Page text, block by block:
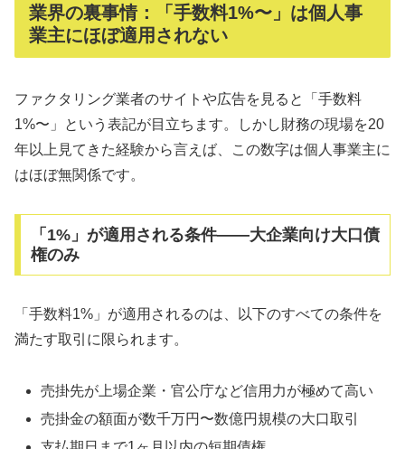
業界の裏事情：「手数料1%〜」は個人事
業主にほぼ適用されない
ファクタリング業者のサイトや広告を見ると「手数料
1%〜」という表記が目立ちます。しかし財務の現場を20
年以上見てきた経験から言えば、この数字は個人事業主に
はほぼ無関係です。
「1%」が適用される条件——大企業向け大口債
権のみ
「手数料1%」が適用されるのは、以下のすべての条件を
満たす取引に限られます。
売掛先が上場企業・官公庁など信用力が極めて高い
売掛金の額面が数千万円〜数億円規模の大口取引